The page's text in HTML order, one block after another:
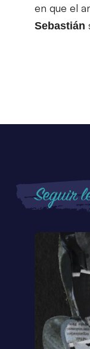
en que el
Sebastián
Seguir